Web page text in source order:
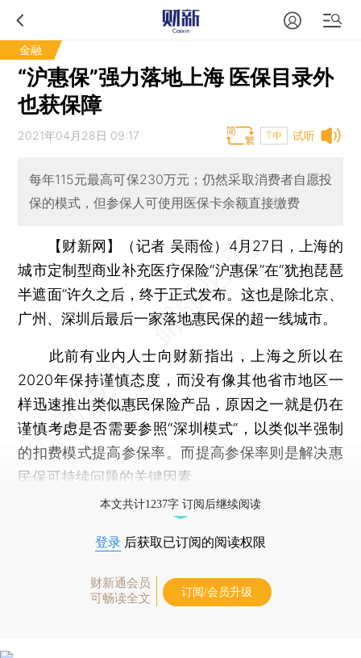
金融
“沪惠保”强力落地上海 医保目录外
也获保障
试听
2021年04月28日 09:17 T中
每年115元最高可保230万元；仍然采取消费者自愿投
保的模式，但参保人可使用医保卡余额直接缴费
【财新网】（记者 吴雨俭） 4月27日，上海的
城市定制型商业补充医疗保险“沪惠保”在“犹抱琵琶
半遮面”许久之后，终于正式发布。这也是除北京、
广州、深圳后最后一家落地惠民保的超一线城市。
此前有业内人士向财新指出，上海之所以在
2020年保持谨慎态度，而没有像其他省市地区一
样迅速推出类似惠民保险产品，原因之一就是仍在
谨慎考虑是否需要参照“深圳模式”，以类似半强制
的扣费模式提高参保率。而提高参保率则是解决惠
民保可持续问题的关键因素。
本文共计1237字 订阅后继续阅读
登录 后获取已订阅的阅读权限
财新通会员
可畅读全文
订阅/会员升级